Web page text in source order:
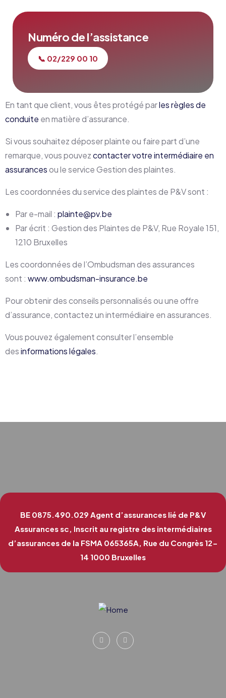
Numéro de l’assistance
📞 02/229 00 10
En tant que client, vous êtes protégé parles règles de
conduite en matière d’assurance.
Si vous souhaitez déposer plainte ou faire part d’une
remarque, vous pouvezcontacter votre intermédiaire en
assurancesou le service Gestion des plaintes.
Les coordonnées du service des plaintes de P&V sont :
Par e-mail : plainte@pv.be
Par écrit : Gestion des Plaintes de P&V, Rue Royale 151,
1210 Bruxelles
Les coordonnées de l’Ombudsman des assurances
sont : www.ombudsman-insurance.be
Pour obtenir des conseils personnalisés ou une offre
d’assurance, contactez un intermédiaire en assurances.
Vous pouvez également consulter l’ensemble
desinformations légales.
BE 0875.490.029 Agent d’assurances lié de P&V
Assurances sc, Inscrit au registre des intermédiaires
d’assurances de la FSMA 065365A, Rue du Congrès 12-
14 1000 Bruxelles